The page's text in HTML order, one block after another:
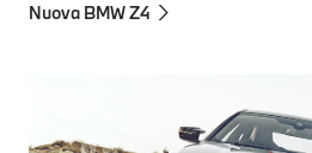
Nuova BMW Z4